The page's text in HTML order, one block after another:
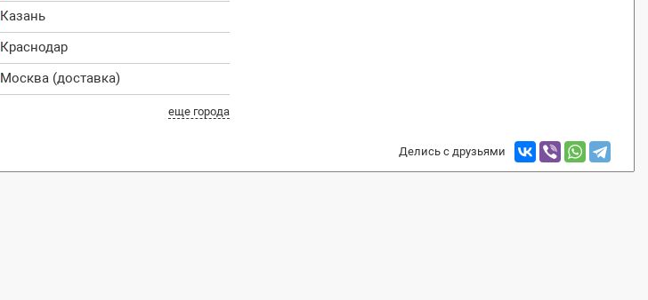
Казань
Краснодар
Москва (доставка)
еще города
Делись с друзьями